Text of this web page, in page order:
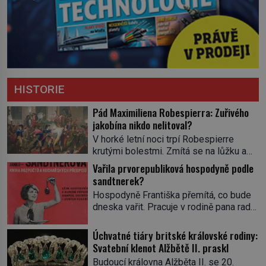
HISTORIE
Pád Maximiliena Robespierra: Zuřivého
jakobína nikdo nelitoval?
V horké letní noci trpí Robespierre
krutými bolestmi. Zmítá se na lůžku a
hlavou mu víří kolotoč myšlenek. Když
se probere z mdlob, vzpomene si na
jednu z pařížských jasnovidek, kterou
před lety navštívil. Prorokovala mu
tragický osud. Tehdy se jí vysmál.
prohlásil o něm jiný významný
francouzský revolucionář, Honoré de
Mirabeau […]
Vařila prvorepubliková hospodyně podle
sandtnerek?
Hospodyně Františka přemítá, co bude
dneska vařit. Pracuje v rodině pana rady
rychle v jedné ze „sandtnerek“.
„Zaplaťpánbůh, že už nemusíme chodit
s lístky,“ povzdechne si směrem ke
Úchvatné tiáry britské královské rodiny:
Svatební klenot Alžbětě II. praskl
Budoucí královna Alžběta II. se 20.